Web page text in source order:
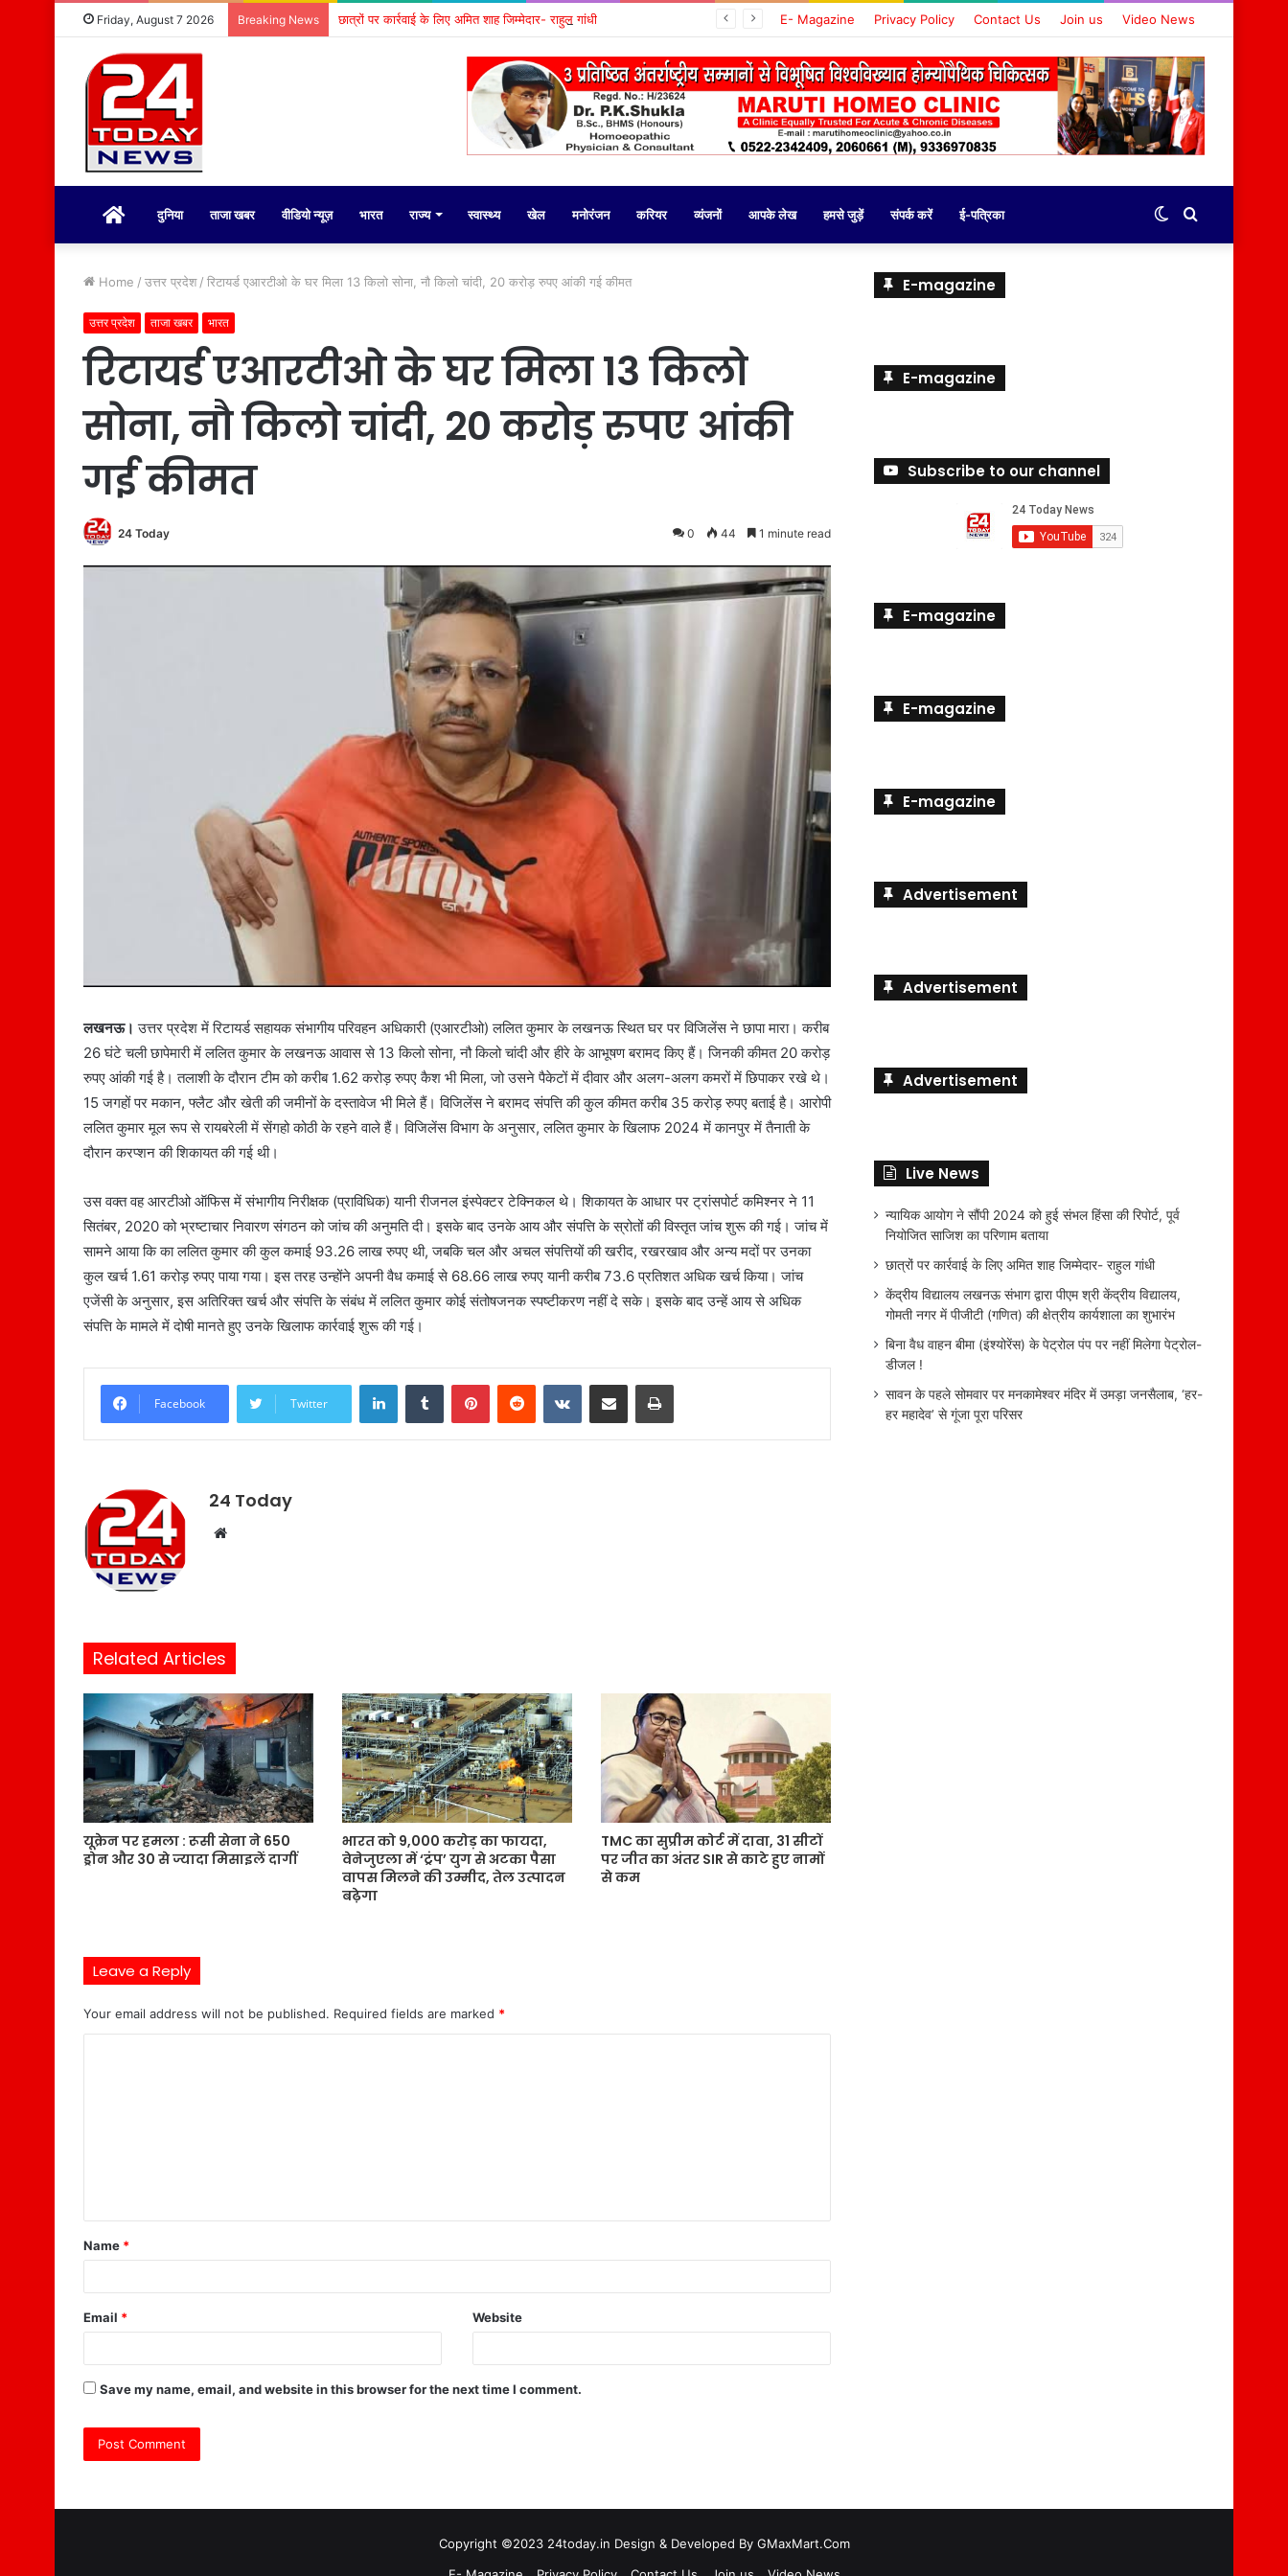
Friday, August 7 2026 Breaking News छात्रों पर कार्रवाई के लिए अमित शाह जिम्मेदार- राहुल गांधी E- Magazine Privacy Policy Contact Us Join us Video News
होम दुनिया ताजा खबर वीडियो न्यूज़ भारत राज्य स्वास्थ्य खेल मनोरंजन करियर व्यंजनों आपके लेख हमसे जुड़ें संपर्क करें ई-पत्रिका Search
Switch
Home / उत्तर प्रदेश / रिटायर्ड एआरटीओ के घर मिला 13 किलो सोना, नौ किलो चांदी, 20 करोड़ रुपए आंकी गई कीमत
उत्तर प्रदेश ताजा खबर भारत
रिटायर्ड एआरटीओ के घर मिला 13 किलो
सोना, नौ किलो चांदी, 20 करोड़ रुपए आंकी
गई कीमत
24 Today 0 44 1 minute read
लखनऊ।उत्तर प्रदेश में रिटायर्ड सहायक संभागीय परिवहन अधिकारी (एआरटीओ) ललित कुमार के लखनऊ स्थित घर पर विजिलेंस ने छापा मारा। करीब
26 घंटे चली छापेमारी में ललित कुमार के लखनऊ आवास से 13 किलो सोना, नौ किलो चांदी और हीरे के आभूषण बरामद किए हैं। जिनकी कीमत 20 करोड़
रुपए आंकी गई है। तलाशी के दौरान टीम को करीब 1.62 करोड़ रुपए कैश भी मिला, जो उसने पैकेटों में दीवार और अलग-अलग कमरों में छिपाकर रखे थे।
15 जगहों पर मकान, फ्लैट और खेती की जमीनों के दस्तावेज भी मिले हैं। विजिलेंस ने बरामद संपत्ति की कुल कीमत करीब 35 करोड़ रुपए बताई है। आरोपी
ललित कुमार मूल रूप से रायबरेली में सेंगहो कोठी के रहने वाले हैं। विजिलेंस विभाग के अनुसार, ललित कुमार के खिलाफ 2024 में कानपुर में तैनाती के
दौरान करप्शन की शिकायत की गई थी।
उस वक्त वह आरटीओ ऑफिस में संभागीय निरीक्षक (प्राविधिक) यानी रीजनल इंस्पेक्टर टेक्निकल थे। शिकायत के आधार पर ट्रांसपोर्ट कमिश्नर ने 11
सितंबर, 2020 को भ्रष्टाचार निवारण संगठन को जांच की अनुमति दी। इसके बाद उनके आय और संपत्ति के स्रोतों की विस्तृत जांच शुरू की गई। जांच में
सामने आया कि का ललित कुमार की कुल कमाई 93.26 लाख रुपए थी, जबकि चल और अचल संपत्तियों की खरीद, रखरखाव और अन्य मदों पर उनका
कुल खर्च 1.61 करोड़ रुपए पाया गया। इस तरह उन्होंने अपनी वैध कमाई से 68.66 लाख रुपए यानी करीब 73.6 प्रतिशत अधिक खर्च किया। जांच
एजेंसी के अनुसार, इस अतिरिक्त खर्च और संपत्ति के संबंध में ललित कुमार कोई संतोषजनक स्पष्टीकरण नहीं दे सके। इसके बाद उन्हें आय से अधिक
संपत्ति के मामले में दोषी मानते हुए उनके खिलाफ कार्रवाई शुरू की गई।
Facebook Twitter
24 Today
t
e
Related Articles
यूक्रेन पर हमला : रूसी सेना ने 650
ड्रोन और 30 से ज्यादा मिसाइलें दागीं
भारत को 9,000 करोड़ का फायदा,
वेनेजुएला में ‘ट्रंप’ युग से अटका पैसा
वापस मिलने की उम्मीद, तेल उत्पादन
बढ़ेगा
TMC का सुप्रीम कोर्ट में दावा, 31 सीटों
पर जीत का अंतर SIR से काटे हुए नामों
से कम
Leave a Reply
Your email address will not be published. Required fields are marked *
t
*
Name *
Email * Website
Save my name, email, and website in this browser for the next time I comment.
E-magazine
E-magazine
Subscribe to our channel
E-magazine
E-magazine
E-magazine
Advertisement
Advertisement
Advertisement
Live News
न्यायिक आयोग ने सौंपी 2024 को हुई संभल हिंसा की रिपोर्ट, पूर्व
नियोजित साजिश का परिणाम बताया
छात्रों पर कार्रवाई के लिए अमित शाह जिम्मेदार- राहुल गांधी
केंद्रीय विद्यालय लखनऊ संभाग द्वारा पीएम श्री केंद्रीय विद्यालय,
गोमती नगर में पीजीटी (गणित) की क्षेत्रीय कार्यशाला का शुभारंभ
बिना वैध वाहन बीमा (इंश्योरेंस) के पेट्रोल पंप पर नहीं मिलेगा पेट्रोल-
डीजल !
सावन के पहले सोमवार पर मनकामेश्वर मंदिर में उमड़ा जनसैलाब, ‘हर-
हर महादेव’ से गूंजा पूरा परिसर
Copyright ©2023 24today.in Design & Developed By GMaxMart.Com